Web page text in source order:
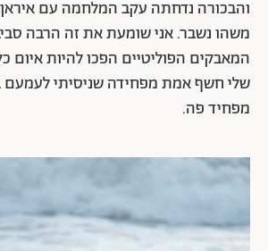
משהו נשבר. אני שומעת את זה הרבה
המאבקים הפוליטיים הפכו להיות איום
שלי חשף אמת מפחידה שניסיתי לעמעם
מפחיד פה.